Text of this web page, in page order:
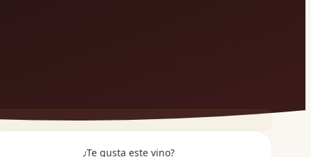
¿Te gusta este vino?